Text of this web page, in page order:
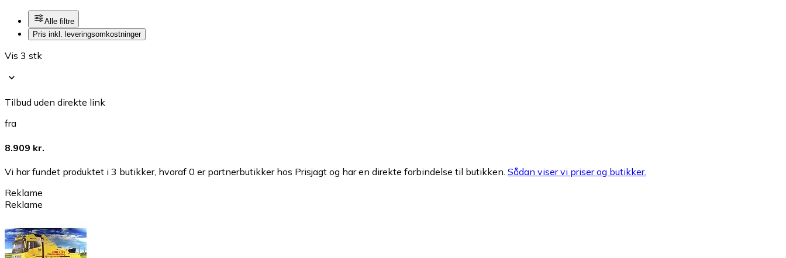
Alle filtre
Pris inkl. leveringsomkostninger
Vis 3 stk
Tilbud uden direkte link
fra
8.909 kr.
Vi har fundet produktet i 3 butikker, hvoraf 0 er partnerbutikker hos Prisjagt og har en direkte forbindelse til butikken. Sådan viser vi priser og butikker.
Reklame
Reklame